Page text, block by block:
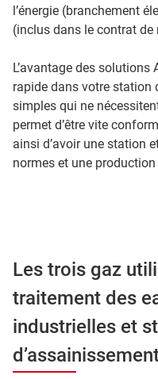
l’énergie (branchement
(inclus dans le contrat de
L’avantage des solutions
rapide dans votre station
simples qui ne
permet d’être vite
ainsi d’avoir une station
normes et une
Les trois gaz
traitement des
industrielles et